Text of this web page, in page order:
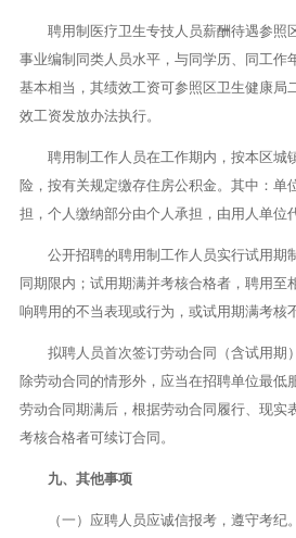
聘用制医疗卫生专技人员薪酬待遇参照
事业编制同类人员水平，与同学历、同工作
基本相当，其绩效工资可参照区卫生健康局
效工资发放办法执行。
聘用制工作人员在工作期内，按本区城
险，按有关规定缴存住房公积金。其中：单
担，个人缴纳部分由个人承担，由用人单位
公开招聘的聘用制工作人员实行试用期
同期限内；试用期满并考核合格者，聘用至
响聘用的不当表现或行为，或试用期满考核
拟聘人员首次签订劳动合同（含试用期
除劳动合同的情形外，应当在招聘单位最低
劳动合同期满后，根据劳动合同履行、现实
考核合格者可续订合同。
九、其他事项
（一）应聘人员应诚信报考，遵守考